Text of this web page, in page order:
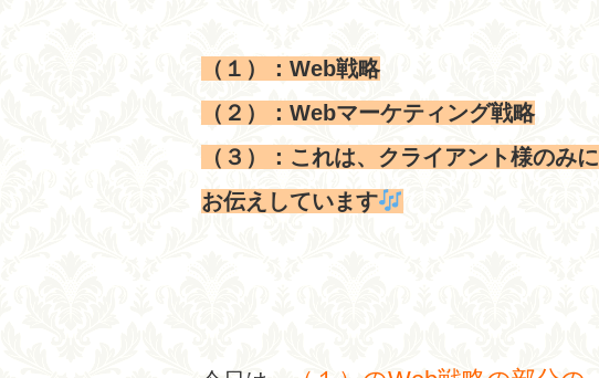
（１）：Web戦略
（２）：Webマーケティング戦略
（３）：これは、クライアント様のみに
お伝えしています